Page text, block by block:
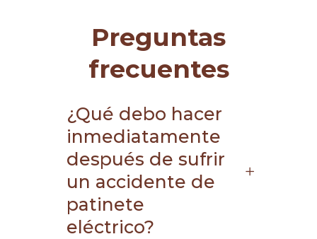
Preguntas
frecuentes
¿Qué debo hacer
inmediatamente
después de sufrir
un accidente de
patinete
eléctrico?